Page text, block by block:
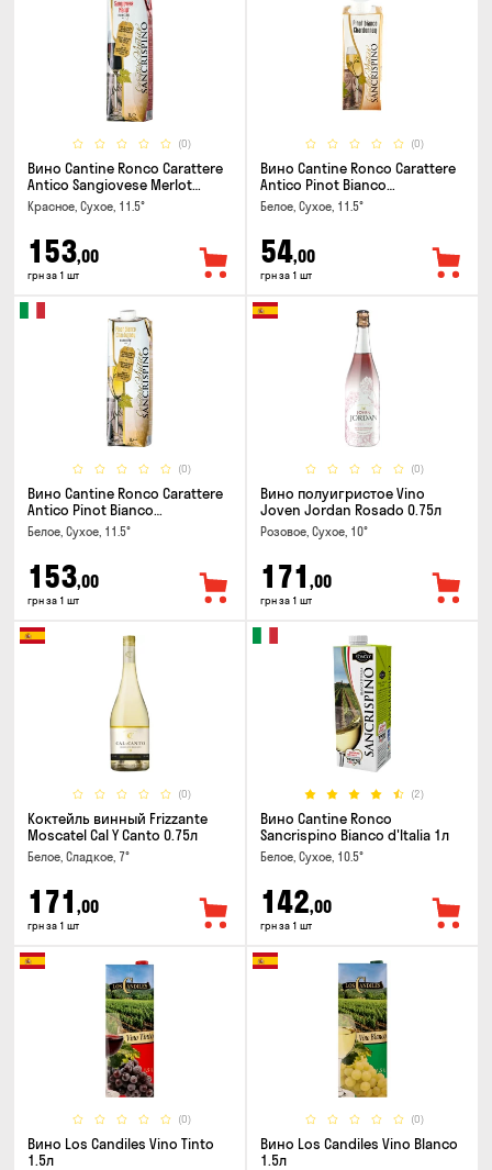
(0)
Вино Cantine Ronco Carattere
Antico Sangiovese Merlot
Rubicone IGT 1л
Красное, Сухое, 11.5°
153,00
грн за 1 шт
(0)
Вино Cantine Ronco Carattere
Antico Pinot Bianco
Chardonnay Rubicone IGT 0.25л
Белое, Сухое, 11.5°
54,00
грн за 1 шт
(0)
Вино Cantine Ronco Carattere
Antico Pinot Bianco
Chardonnay Rubicone IGT 1л
Белое, Сухое, 11.5°
153,00
грн за 1 шт
(0)
Вино полуигристое Vino
Joven Jordan Rosado 0.75л
Розовое, Сухое, 10°
171 ,00
грн за 1 шт
(0)
Коктейль винный Frizzante
Moscatel Cal Y Canto 0.75л
Белое, Сладкое, 7°
171 ,00
грн за 1 шт
(2)
Вино Cantine Ronco
Sancrispino Bianco d'Italia 1л
Белое, Сухое, 10.5°
142,00
грн за 1 шт
(0)
Вино Los Candiles Vino Tinto
1.5л
(0)
Вино Los Candiles Vino Blanco
1.5л